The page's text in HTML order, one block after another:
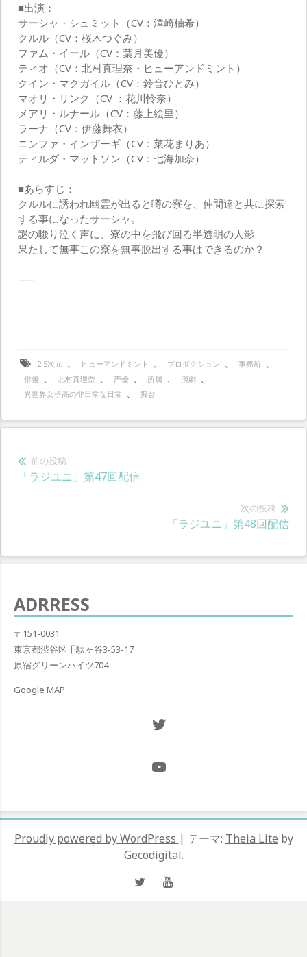
■出演：
サーシャ・シュミット（CV：澤崎柚希）
クルル（CV：桜木つぐみ）
ファム・イール（CV：葉月美優）
ティオ（CV：北村真理奈・ヒューアンドミント）
クイン・マクガイル（CV：鈴音ひとみ）
マオリ・リンク（CV ：花川怜奈）
メアリ・ルナール（CV：藤上絵里）
ラーナ（CV：伊藤舞衣）
ニンファ・インザーギ（CV：菜花まりあ）
ティルダ・マットソン（CV：七海加奈）
■あらすじ：
クルルに誘われ幽霊が出ると噂の寮を、仲間達と共に探索
する事になったサーシャ。
謎の啜り泣く声に、寮の中を飛び回る半透明の人影
果たして無事この寮を無事脱出する事はできるのか？
—–
2.5次元 、 ヒューアンドミント 、 プロダクション 、 事務所 、
俳優 、 北村真理奈 、 声優 、 所属 、 演劇 、
異世界女子高の非日常な日常 、 舞台
投
稿
ゲ
シ
ョ
ン
前の投稿
前
の
「ラジユニ」第47回配信
次の投稿
次
投
「ラジユニ」第48回配信
ADRRESS
〒151-0031
東京都渋谷区千駄ヶ谷3-53-17
原宿グリーンハイツ704
Google MAP
Proudly powered by WordPress | テーマ: Theia Lite by
Gecodigital.
TwitterYouTube